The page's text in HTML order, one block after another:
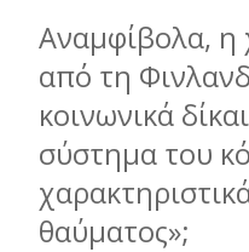
Αναµφίβολα, η
από τη
κοινωνικά
σύστηµα του
θαύµατος»;